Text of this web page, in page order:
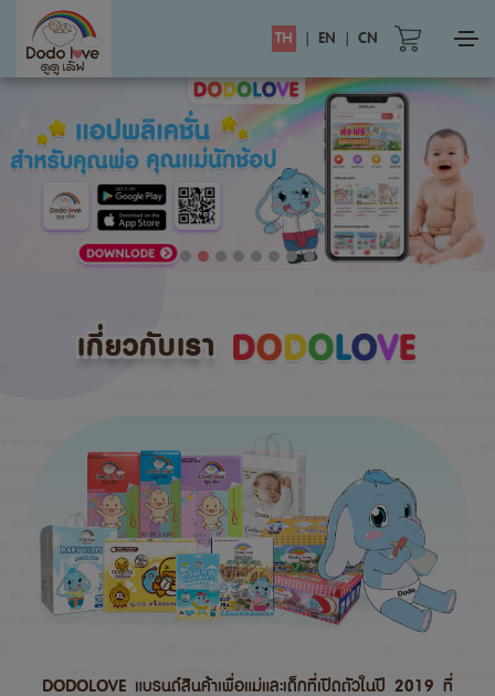
TH | EN | CN
เกี่ยวกับเรา
DODOLOVE แบรนด์สินค้าเพื่อแม่และเด็กที่เปิดตัวในปี 2019 ที่